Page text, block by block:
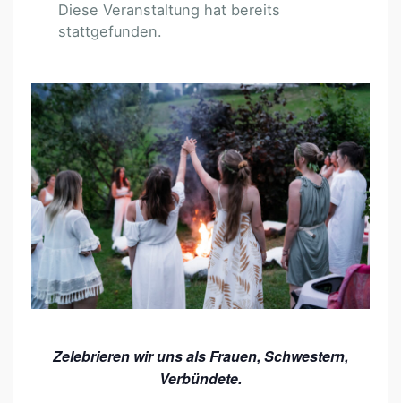
Diese Veranstaltung hat bereits
stattgefunden.
F
R
A
U
E
N
S
O
M
Zelebrieren wir uns als Frauen, Schwestern,
Verbündete.